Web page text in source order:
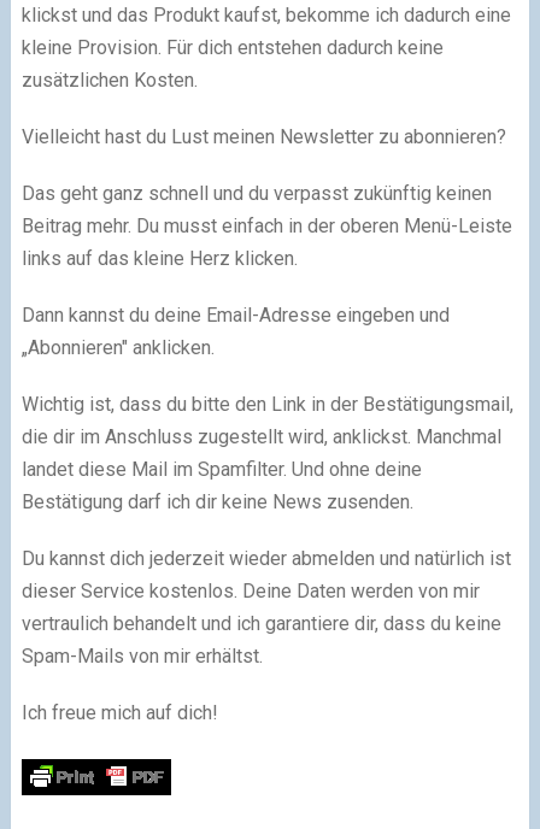
klickst und das Produkt kaufst, bekomme ich dadurch eine
kleine Provision. Für dich entstehen dadurch keine
zusätzlichen Kosten.
Vielleicht hast du Lust meinen Newsletter zu abonnieren?
Das geht ganz schnell und du verpasst zukünftig keinen
Beitrag mehr. Du musst einfach in der oberen Menü-Leiste
links auf das kleine Herz klicken.
Dann kannst du deine Email-Adresse eingeben und
„Abonnieren" anklicken.
Wichtig ist, dass du bitte den Link in der Bestätigungsmail,
die dir im Anschluss zugestellt wird, anklickst. Manchmal
landet diese Mail im Spamfilter. Und ohne deine
Bestätigung darf ich dir keine News zusenden.
Du kannst dich jederzeit wieder abmelden und natürlich ist
dieser Service kostenlos. Deine Daten werden von mir
vertraulich behandelt und ich garantiere dir, dass du keine
Spam-Mails von mir erhältst.
Ich freue mich auf dich!